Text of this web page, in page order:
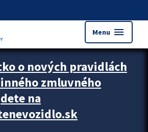
Menu menu
upútavok
o nových pravidlách
zmluvného
na